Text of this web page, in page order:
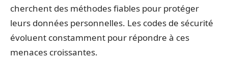
cherchent des méthodes fiables pour protéger
leurs données personnelles. Les codes de sécurité
évoluent constamment pour répondre à ces
menaces croissantes.